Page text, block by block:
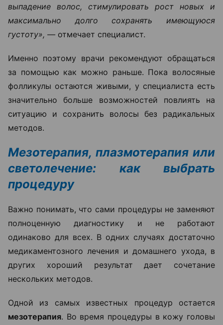
выпадение волос, стимулировать рост новых и
максимально долго сохранять имеющуюся
густоту», — отмечает специалист.
Именно поэтому врачи рекомендуют обращаться
за помощью как можно раньше. Пока волосяные
фолликулы остаются живыми, у специалиста есть
значительно больше возможностей повлиять на
ситуацию и сохранить волосы без радикальных
методов.
Мезотерапия, плазмотерапия или
светолечение: как выбрать
процедуру
Важно понимать, что сами процедуры не заменяют
полноценную диагностику и не работают
одинаково для всех. В одних случаях достаточно
медикаментозного лечения и домашнего ухода, в
других хороший результат дает сочетание
нескольких методов.
Одной из самых известных процедур остается
мезотерапия. Во время процедуры в кожу головы